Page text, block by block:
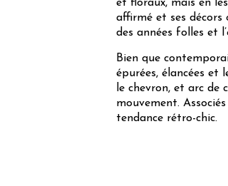
et floraux, mais en
affirmé et ses
des années folles et
Bien que
épurées, élancées et
le chevron, et arc de
mouvement.
tendance rétro-chic.